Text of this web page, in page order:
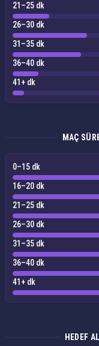
21–25 dk
26–30 dk
31–35 dk
36–40 dk
41+ dk
MAÇ
0–15 dk
16–20 dk
21–25 dk
26–30 dk
31–35 dk
36–40 dk
41+ dk
HEDEF